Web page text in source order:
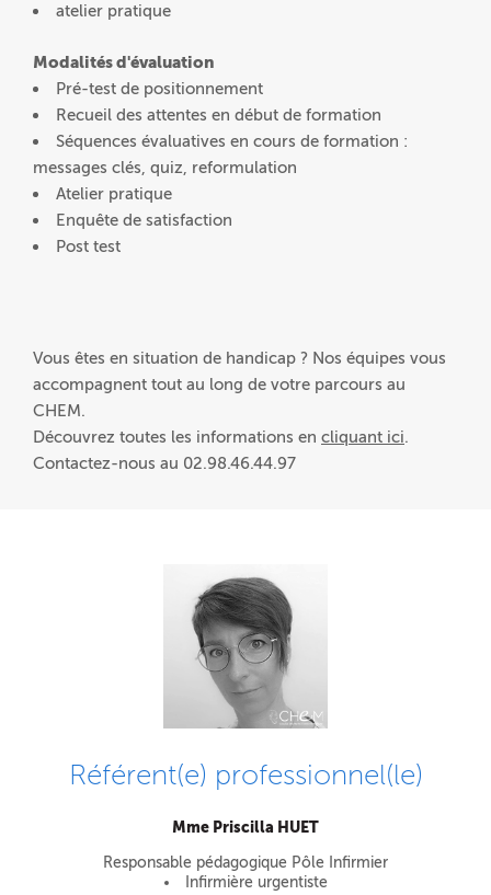
atelier pratique
Modalités d'évaluation
Pré-test de positionnement
Recueil des attentes en début de formation
Séquences évaluatives en cours de formation :
messages clés, quiz, reformulation
Atelier pratique
Enquête de satisfaction
Post test
Vous êtes en situation de handicap ? Nos équipes vous
accompagnent tout au long de votre parcours au
CHEM.
Découvrez toutes les informations en cliquant ici.
Contactez-nous au 02.98.46.44.97
Référent(e) professionnel(le)
Mme Priscilla HUET
Responsable pédagogique Pôle Infirmier
Infirmière urgentiste